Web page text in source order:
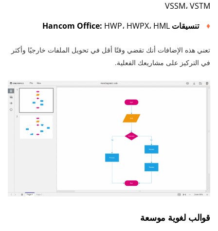
VSSM، VSTM
تنسيقات Hancom Office: HWP، HWPX، HML
تعني هذه الإضافات أنك تقضي وقتًا أقل في تحويل الملفات خارجيًا وأكثر
في التركيز على مشاريعك الفعلية.
قوالب لغوية موسعة